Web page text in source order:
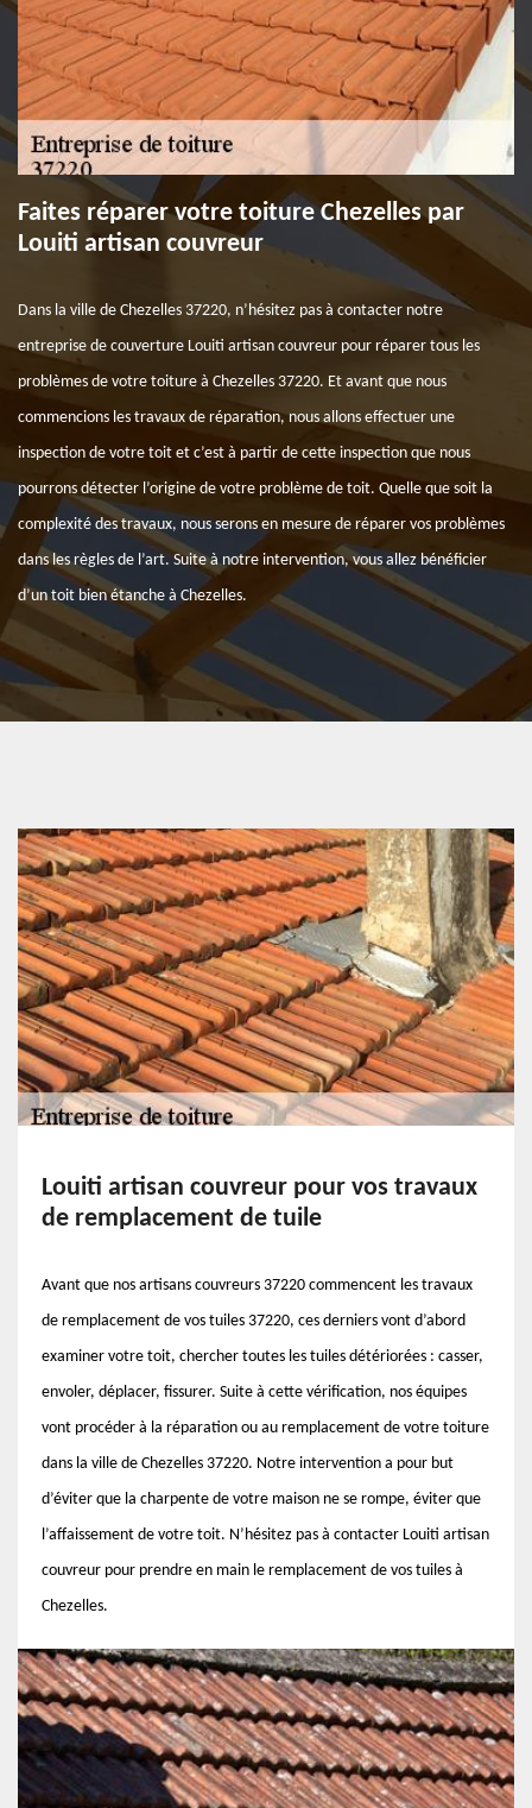
Faites réparer votre toiture Chezelles par
Louiti artisan couvreur
Dans la ville de Chezelles 37220, n’hésitez pas à contacter notre
entreprise de couverture Louiti artisan couvreur pour réparer tous les
problèmes de votre toiture à Chezelles 37220. Et avant que nous
commencions les travaux de réparation, nous allons effectuer une
inspection de votre toit et c’est à partir de cette inspection que nous
pourrons détecter l’origine de votre problème de toit. Quelle que soit la
complexité des travaux, nous serons en mesure de réparer vos problèmes
dans les règles de l’art. Suite à notre intervention, vous allez bénéficier
d’un toit bien étanche à Chezelles.
Louiti artisan couvreur pour vos travaux
de remplacement de tuile
Avant que nos artisans couvreurs 37220 commencent les travaux
de remplacement de vos tuiles 37220, ces derniers vont d’abord
examiner votre toit, chercher toutes les tuiles détériorées : casser,
envoler, déplacer, fissurer. Suite à cette vérification, nos équipes
vont procéder à la réparation ou au remplacement de votre toiture
dans la ville de Chezelles 37220. Notre intervention a pour but
d’éviter que la charpente de votre maison ne se rompe, éviter que
l’affaissement de votre toit. N’hésitez pas à contacter Louiti artisan
couvreur pour prendre en main le remplacement de vos tuiles à
Chezelles.